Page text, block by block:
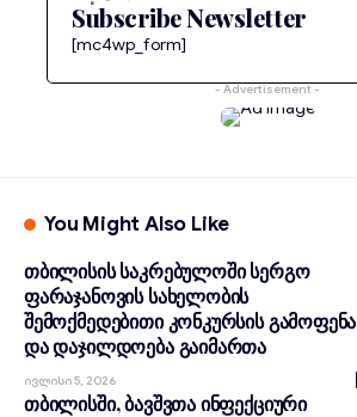
Subscribe Newsletter
[mc4wp_form]
- Advertisement -
You Might Also Like
თბილისის საკრებულოში სერგო
ფარაჯანოვის სახელობის
შემოქმედებითი კონკურსის გამოფენა
და დაჯილდოება გაიმართა
Ივლისი 5, 2026
თბილისში, ბავშვთა ინფექციური